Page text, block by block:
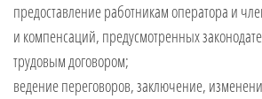
предоставление работникам оператора и
и компенсаций, предусмотренных
трудовым договором;
ведение переговоров, заключение,